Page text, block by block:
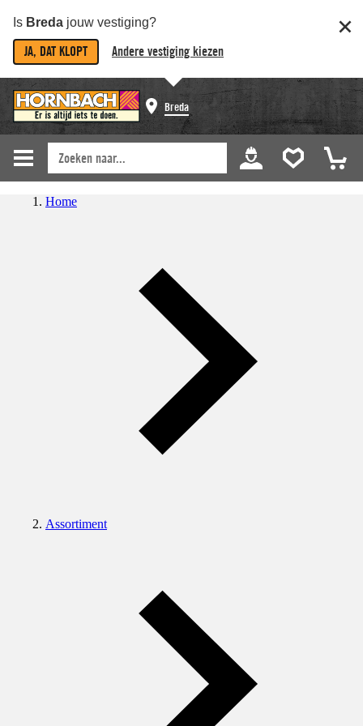
Is Breda jouw vestiging?
JA, DAT KLOPT Andere vestiging kiezen
Breda
Home
Assortiment